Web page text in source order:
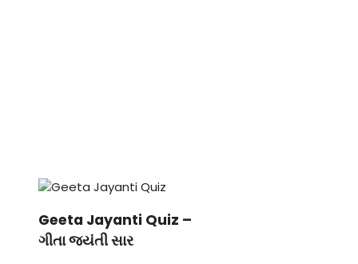
Geeta Jayanti Quiz –
ગીતા જયંતી સાર